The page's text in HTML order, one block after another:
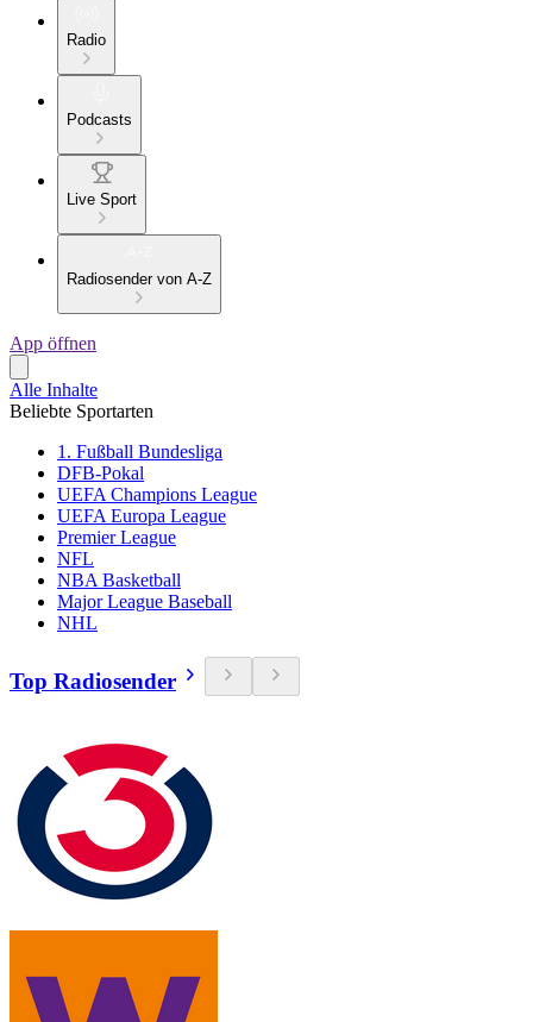
Radio
Podcasts
Live Sport
Radiosender von A-Z
App öffnen
Alle Inhalte
Beliebte Sportarten
1. Fußball Bundesliga
DFB-Pokal
UEFA Champions League
UEFA Europa League
Premier League
NFL
NBA Basketball
Major League Baseball
NHL
Top Radiosender